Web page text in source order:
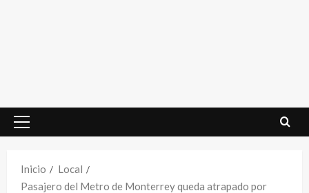
Menú
Inicio
Local
Pasajero del Metro de Monterrey queda atrapado por